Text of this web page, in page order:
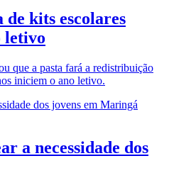
de kits escolares
letivo
que a pasta fará a redistribuição
iniciem o ano letivo.
a necessidade dos